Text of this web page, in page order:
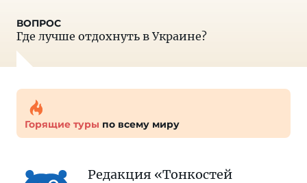
Где лучше отдохнуть в Украине?
Горящие туры по всему миру
Редакция «Тонкостей